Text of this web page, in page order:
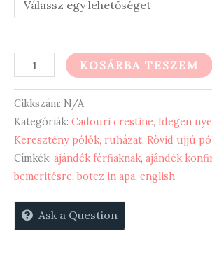
With
all
things
are
possible
-
póló
mennyiség
KOSÁRBA TESZEM
Cikkszám: N/A
Kategóriák: Cadouri crestine, Idegen
Keresztény pólók, ruházat, Rövid ujjú
Címkék: ajándék férfiaknak, ajándék
bemeritésre,botez in apa, english
Ask a Question